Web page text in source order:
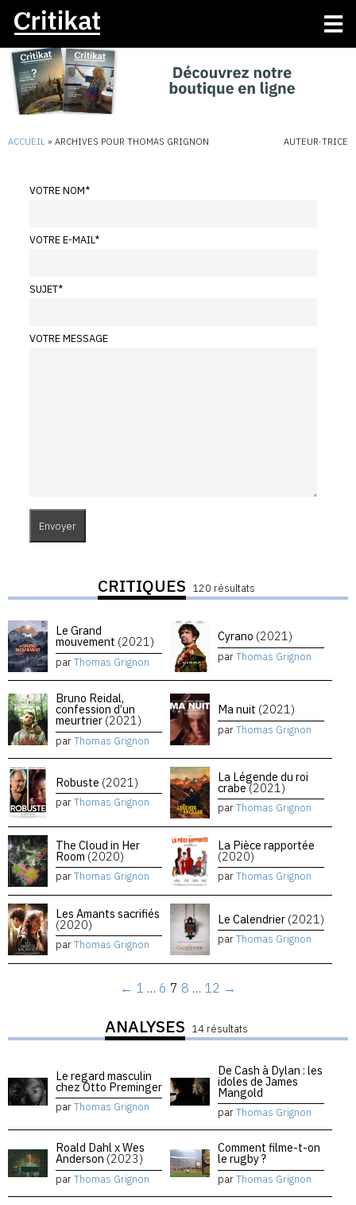
ACCUEIL » ARCHIVES POUR THOMAS GRIGNON AUTEUR·TRICE
VOTRE NOM*
VOTRE E-MAIL*
SUJET*
VOTRE MESSAGE
CRITIQUES 120 résultats
Le Grand
mouvement (2021)
parThomas Grignon
Cyrano (2021)
parThomas Grignon
Bruno Reidal,
confession d’un
meurtrier (2021)
parThomas Grignon
Ma nuit (2021)
parThomas Grignon
Robuste (2021)
parThomas Grignon
La Légende du roi
crabe(2021)
parThomas Grignon
The Cloud in Her
Room (2020)
parThomas Grignon
La Pièce rapportée
(2020)
parThomas Grignon
Les Amants sacrifiés
(2020)
parThomas Grignon
Le Calendrier (2021)
parThomas Grignon
← 1 … 6 7 8 … 12 →
ANALYSES 14 résultats
Le regard masculin
chez Otto Preminger
parThomas Grignon
De Cash à Dylan : les
idoles de James
Mangold
parThomas Grignon
Roald Dahl x Wes
Anderson (2023)
parThomas Grignon
Comment filme-t-on
le rugby ?
parThomas Grignon